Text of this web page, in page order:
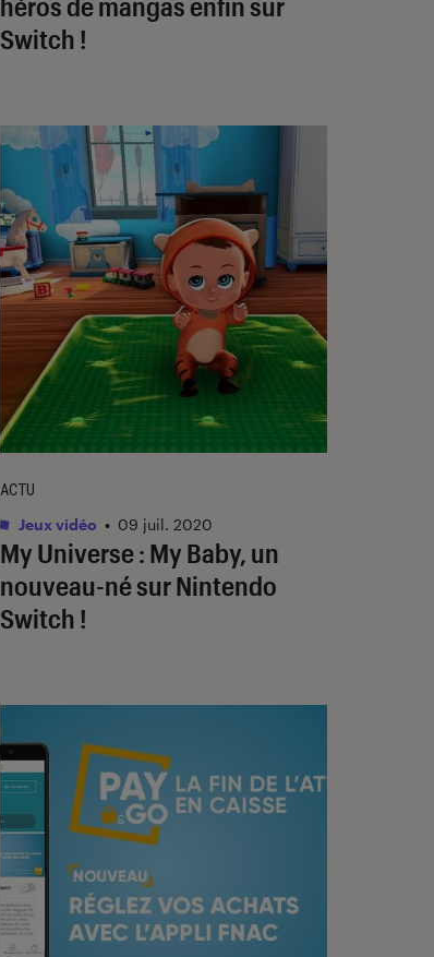
Switch !
My Universe : My Baby, un
nouveau-né sur Nintendo
Switch !
ACTU
Jeux vidéo • 09 juil. 2020